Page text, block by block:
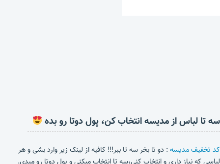
سه تا لباس از مدیسه انتخاب کن، پول دوتا رو بده
کد تخفیف مدیسه: دو تا بخر سه تا ببر!!! کافیه از لینک زیر وارد بشی و هر
لیاسی که نیاز داری و انتخاب کنی،سه تا انتخاب میکنی و پول دوتا رو میدی.